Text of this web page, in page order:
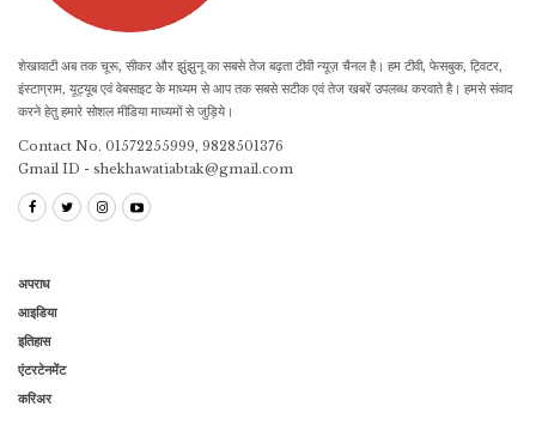
शेखावाटी अब तक चूरू, सीकर और झुंझुनू का सबसे तेज बढ़ता टीवी न्यूज़ चैनल है। हम टीवी, फेसबुक, ट्विटर,
इंस्टाग्राम, यूट्यूब एवं वेबसाइट के माध्यम से आप तक सबसे सटीक एवं तेज खबरें उपलब्ध करवाते है। हमसे संवाद
करने हेतु हमारे सोशल मीडिया माध्यमों से जुड़िये।
Contact No. 01572255999, 9828501376
Gmail ID - shekhawatiabtak@gmail.com
अपराध
आइडिया
इतिहास
एंटरटेनमेंट
करिअर